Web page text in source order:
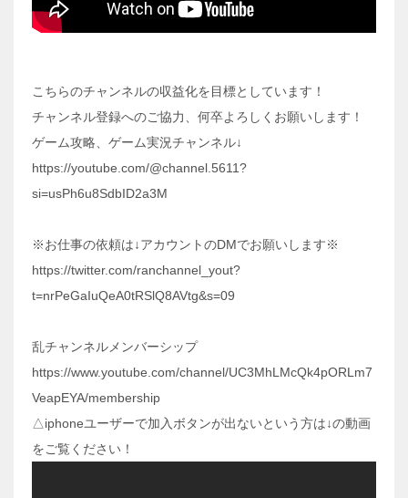
こちらのチャンネルの収益化を目標としています！
チャンネル登録へのご協力、何卒よろしくお願いします！
ゲーム攻略、ゲーム実況チャンネル↓
https://youtube.com/@channel.5611?
si=usPh6u8SdbID2a3M
※お仕事の依頼は↓アカウントのDMでお願いします※
https://twitter.com/ranchannel_yout?
t=nrPeGaIuQeA0tRSlQ8AVtg&s=09
乱チャンネルメンバーシップ
https://www.youtube.com/channel/UC3MhLMcQk4pORLm7
VeapEYA/membership
△iphoneユーザーで加入ボタンが出ないという方は↓の動画
をご覧ください！